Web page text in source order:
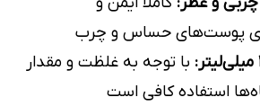
پوست‌های حساس و چرب
با توجه به غلظت و مقدار
استفاده کافی است